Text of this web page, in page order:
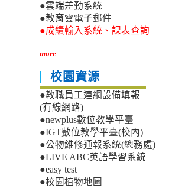
●雲端差勤系統
●教育雲電子郵件
●成績輸入系統、課表查詢
more
校園資源
●教職員工連網設備填報
(有線網路)
●newplus數位教學平臺
●IGT數位教學平臺(校內)
●公物維修通報系統(總務處)
●LIVE ABC英語學習系統
●easy test
●校園植物地圖